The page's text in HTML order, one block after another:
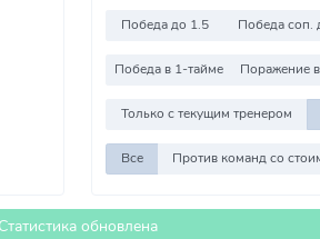
Победа до 1.5 Победа соп.
Победа в 1-тайме Поражение
Только с текущим тренером
Все
Статистика обновлена